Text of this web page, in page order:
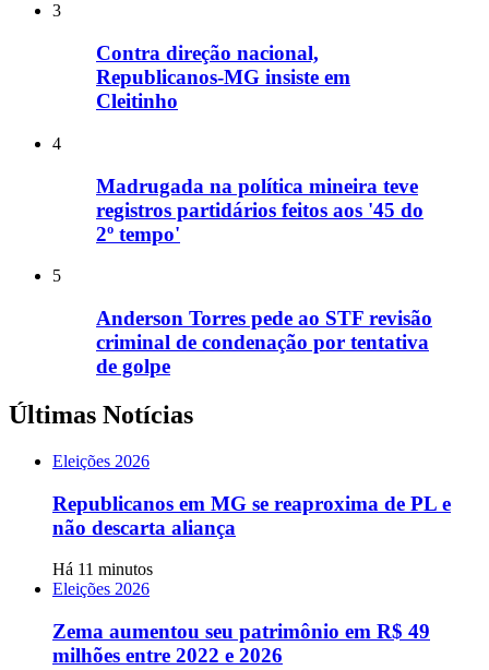
3
Contra direção nacional,
Republicanos-MG insiste em
Cleitinho
4
Madrugada na política mineira teve
registros partidários feitos aos '45 do
2º tempo'
5
Anderson Torres pede ao STF revisão
criminal de condenação por tentativa
de golpe
Últimas Notícias
Eleições 2026
Republicanos em MG se reaproxima de PL e
não descarta aliança
Há 11 minutos
Eleições 2026
Zema aumentou seu patrimônio em R$ 49
milhões entre 2022 e 2026